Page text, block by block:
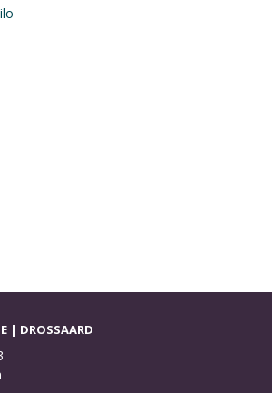
| DROSSAARD